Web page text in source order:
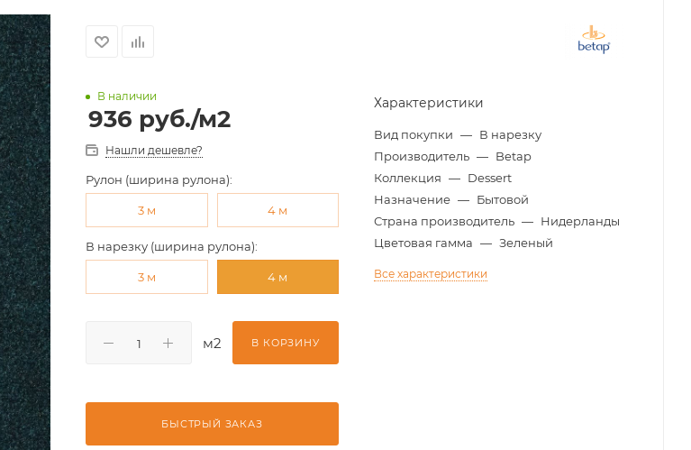
В наличии
936 руб./м2
Нашли дешевле?
Рулон (ширина рулона):
3 м 4 м
В нарезку (ширина рулона):
3 м 4 м
м2 В КОРЗИНУ
БЫСТРЫЙ ЗАКАЗ
Характеристики
Вид покупки — В нарезку
Производитель — Betap
Коллекция — Dessert
Назначение — Бытовой
Страна производитель — Нидерланды
Цветовая гамма — Зеленый
Все характеристики